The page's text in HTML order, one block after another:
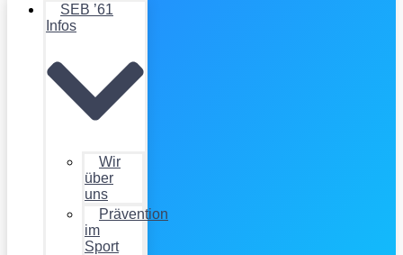
SEB ’61
Infos
Wir
über
uns
Prävention
im
Sport